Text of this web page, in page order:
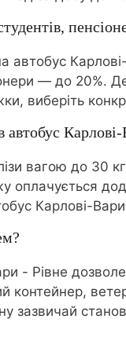
автобус
— до 20%.
виберіть
Карлові-
вагою до
оплачується
Карлові-
- Рівне
контейнер,
зазвичай